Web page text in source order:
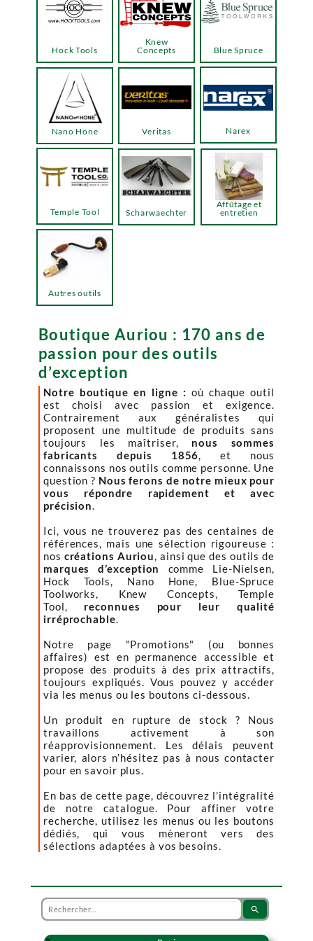
Boutique Auriou : 170 ans de
passion pour des outils
d’exception
Notre boutique en ligne : où chaque outil
est choisi avec passion et exigence.
Contrairement aux généralistes qui
proposent une multitude de produits sans
toujours les maîtriser, nous sommes
fabricants depuis 1856, et nous
connaissons nos outils comme personne. Une
question ? Nous ferons de notre mieux pour
vous répondre rapidement et avec
précision.
Ici, vous ne trouverez pas des centaines de
références, mais une sélection rigoureuse :
nos créations Auriou, ainsi que des outils de
marques d’exception
comme Lie-Nielsen,
Hock Tools, Nano Hone, Blue-Spruce
Toolworks, Knew Concepts, Temple
Tool, reconnues pour leur qualité
irréprochable.
Notre page "Promotions" (ou bonnes
affaires) est en permanence accessible et
propose des produits à des prix attractifs,
toujours expliqués. Vous pouvez y accéder
via les menus ou les boutons ci-dessous.
Un produit en rupture de stock ? Nous
travaillons activement à son
réapprovisionnement. Les délais peuvent
varier, alors n’hésitez pas à nous contacter
pour en savoir plus.
En bas de cette page, découvrez l’intégralité
de notre catalogue. Pour affiner votre
recherche, utilisez les menus ou les boutons
dédiés, qui vous mèneront vers des
sélections adaptées à vos besoins.
Hock Tools
Knew
Concepts
Temple Tool
Blue Spruce
Narex
Veritas
Nano Hone
Autres outils
Scharwaechter
Affûtage et
entretien
search